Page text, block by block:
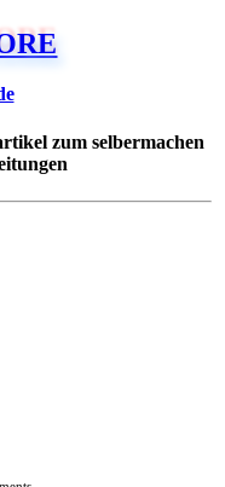
zum selbermachen